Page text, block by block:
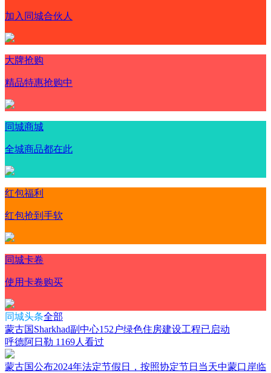
加入同城合伙人
大牌抢购
精品特惠抢购中
同城商城
全城商品都在此
红包福利
红包抢到手软
同城卡卷
使用卡卷购买
同城头条全部
蒙古国Sharkhad副中心152户绿色住房建设工程已启动
呼德阿日勒 1169人看过
蒙古国公布2024年法定节假日，按照协定节日当天中蒙口岸临